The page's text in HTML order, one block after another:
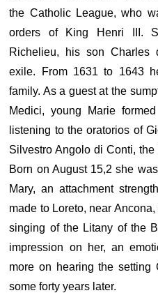
the Catholic League, who
orders of King Henri III.
Richelieu, his son Charles
exile. From 1631 to 1643
family. As a guest at the
Medici, young Marie
listening to the oratorios of
Silvestro Angolo di Conti,
Born on August 15,2 she
Mary, an attachment
made to Loreto, near
singing of the Litany of the
impression on her, an
more on hearing the setting
some forty years later.